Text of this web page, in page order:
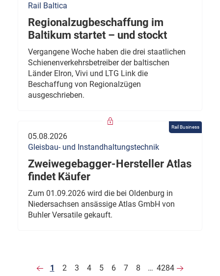
Rail Baltica
Regionalzugbeschaffung im
Baltikum startet – und stockt
Vergangene Woche haben die drei staatlichen
Schienenverkehrsbetreiber der baltischen
Länder Elron, Vivi und LTG Link die
Beschaffung von Regionalzügen
ausgeschrieben.
Rail Business
05.08.2026
Gleisbau- und Instandhaltungstechnik
Zweiwegebagger-Hersteller Atlas
findet Käufer
Zum 01.09.2026 wird die bei Oldenburg in
Niedersachsen ansässige Atlas GmbH von
Buhler Versatile gekauft.
1 2 3 4 5 6 7 8 … 4284